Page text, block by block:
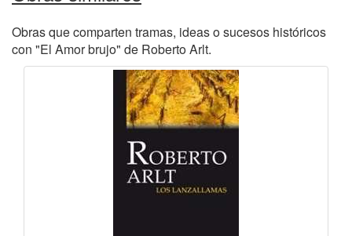
Obras que comparten tramas, ideas o sucesos históricos
con "El Amor brujo" de Roberto Arlt.